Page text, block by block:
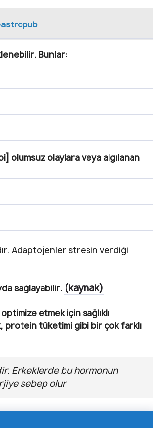
Bunlar:
olumsuz olaylara veya algılanan
Adaptojenler stresin verdiği
sağlayabilir. (kaynak)
etmek için sağlıklı
protein tüketimi gibi bir çok farklı
Erkeklerde bu hormonun
sebep olur